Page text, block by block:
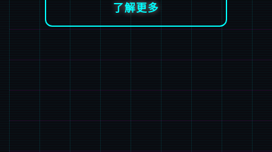
了解更多